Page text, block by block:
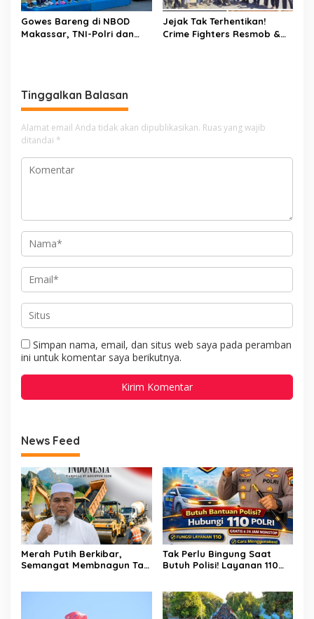
Gowes Bareng di NBOD
Makassar, TNI-Polri dan
Jejak Tak Terhentikan!
Crime Fighters Resmob &
Kerja Senyap Polisi
Berbuah Pengungkapan
Tinggalkan Balasan
Alamat email Anda tidak akan dipublikasikan. Ruas yang wajib
ditandai *
Simpan nama, email, dan situs web saya pada peramban
ini untuk komentar saya berikutnya.
News Feed
Merah Putih Berkibar,
Semangat Membnagun Tak
Saatnya Terus Berkarya
Tak Perlu Bingung Saat
Butuh Polisi! Layanan 110